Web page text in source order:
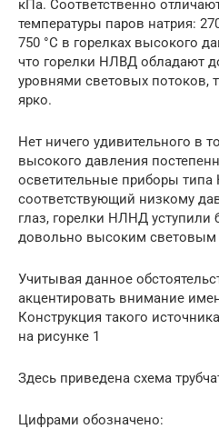
кПа. Соответственно
температуры паров натрия:
750 °С в горелках высокого
что горелки НЛВД обладают
уровнями световых потоков,
ярко.
Нет ничего удивительного в
высокого давления
осветительные приборы
соответствующий низкому
глаз, горелки НЛНД
довольно высоким световым
Учитывая данное
акцентировать внимание
Конструкция такого
на рисунке 1
Здесь приведена схема
Цифрами обозначено: